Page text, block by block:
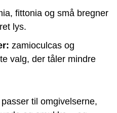
fittonia og små bregner
lys.
zamioculcas og
valg, der tåler mindre
til omgivelserne,